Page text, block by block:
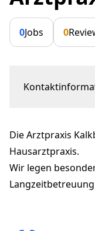
0Jobs 0
+41 44 350 39 39
Die Arztpraxis
Hausarztpraxis.
Wir legen